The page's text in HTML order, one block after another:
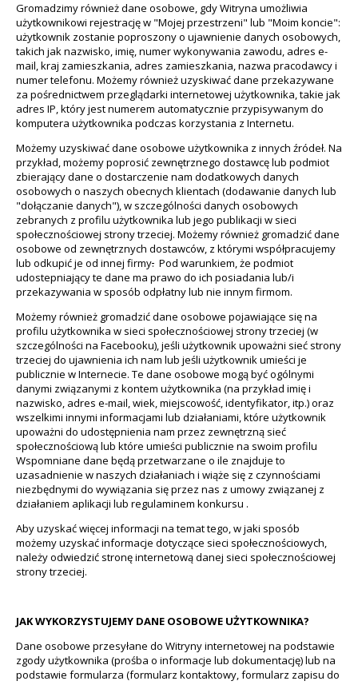
Gromadzimy również dane osobowe, gdy Witryna umożliwia
użytkownikowi rejestrację w "Mojej przestrzeni" lub "Moim koncie":
użytkownik zostanie poproszony o ujawnienie danych osobowych,
takich jak nazwisko, imię, numer wykonywania zawodu, adres e-
mail, kraj zamieszkania, adres zamieszkania, nazwa pracodawcy i
numer telefonu. Możemy również uzyskiwać dane przekazywane
za pośrednictwem przeglądarki internetowej użytkownika, takie jak
adres IP, który jest numerem automatycznie przypisywanym do
komputera użytkownika podczas korzystania z Internetu.
Możemy uzyskiwać dane osobowe użytkownika z innych źródeł. Na
przykład, możemy poprosić zewnętrznego dostawcę lub podmiot
zbierający dane o dostarczenie nam dodatkowych danych
osobowych o naszych obecnych klientach (dodawanie danych lub
"dołączanie danych"), w szczególności danych osobowych
zebranych z profilu użytkownika lub jego publikacji w sieci
społecznościowej strony trzeciej. Możemy również gromadzić dane
osobowe od zewnętrznych dostawców, z którymi współpracujemy
lub odkupić je od innej firmy. Pod warunkiem, że podmiot
udostepniający te dane ma prawo do ich posiadania lub/i
przekazywania w sposób odpłatny lub nie innym firmom.
Możemy również gromadzić dane osobowe pojawiające się na
profilu użytkownika w sieci społecznościowej strony trzeciej (w
szczególności na Facebooku), jeśli użytkownik upoważni sieć strony
trzeciej do ujawnienia ich nam lub jeśli użytkownik umieści je
publicznie w Internecie. Te dane osobowe mogą być ogólnymi
danymi związanymi z kontem użytkownika (na przykład imię i
nazwisko, adres e-mail, wiek, miejscowość, identyfikator, itp.) oraz
wszelkimi innymi informacjami lub działaniami, które użytkownik
upoważni do udostępnienia nam przez zewnętrzną sieć
społecznościową lub które umieści publicznie na swoim profilu
Wspomniane dane będą przetwarzane o ile znajduje to
uzasadnienie w naszych działaniach i wiąże się z czynnościami
niezbędnymi do wywiązania się przez nas z umowy związanej z
działaniem aplikacji lub regulaminem konkursu .
Aby uzyskać więcej informacji na temat tego, w jaki sposób
możemy uzyskać informacje dotyczące sieci społecznościowych,
należy odwiedzić stronę internetową danej sieci społecznościowej
strony trzeciej.
JAK WYKORZYSTUJEMY DANE OSOBOWE UŻYTKOWNIKA?
Dane osobowe przesyłane do Witryny internetowej na podstawie
zgody użytkownika (prośba o informacje lub dokumentację) lub na
podstawie formularza (formularz kontaktowy, formularz zapisu do